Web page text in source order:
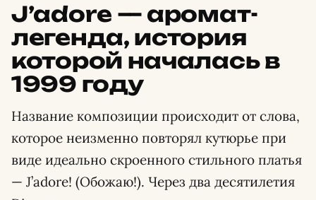
J’adore — аромат-
легенда, история
которой началась в
1999 году
Название композиции происходит от слова,
которое неизменно повторял кутюрье при
виде идеально скроенного стильного платья
— J’adore! (Обожаю!). Через два десятилетия